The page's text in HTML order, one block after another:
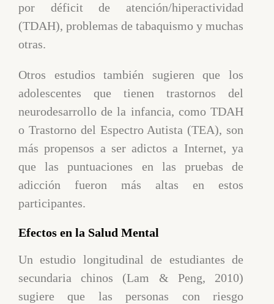
por déficit de atención/hiperactividad
(TDAH), problemas de tabaquismo y muchas
otras.
Otros estudios también sugieren que los
adolescentes que tienen trastornos del
neurodesarrollo de la infancia, como TDAH
o Trastorno del Espectro Autista (TEA), son
más propensos a ser adictos a Internet, ya
que las puntuaciones en las pruebas de
adicción fueron más altas en estos
participantes.
Efectos en la Salud Mental
Un estudio longitudinal de estudiantes de
secundaria chinos (Lam & Peng, 2010)
sugiere que las personas con riesgo